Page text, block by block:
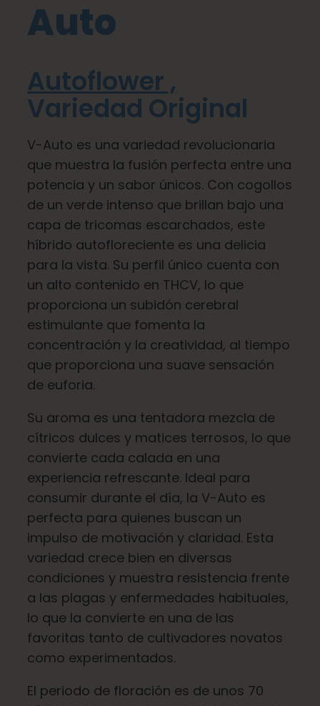
Aprenda
Pulse
Caza de fenotipos
Preservación de la genética caribeña
Póngase en contacto con
Tienda
Español
Auto
Autoflower ,
Variedad Original
V-Auto es una variedad revolucionaria
que muestra la fusión perfecta entre una
potencia y un sabor únicos. Con cogollos
de un verde intenso que brillan bajo una
capa de tricomas escarchados, este
híbrido autofloreciente es una delicia
para la vista. Su perfil único cuenta con
un alto contenido en THCV, lo que
proporciona un subidón cerebral
estimulante que fomenta la
concentración y la creatividad, al tiempo
que proporciona una suave sensación
de euforia.
Su aroma es una tentadora mezcla de
cítricos dulces y matices terrosos, lo que
convierte cada calada en una
experiencia refrescante. Ideal para
consumir durante el día, la V-Auto es
perfecta para quienes buscan un
impulso de motivación y claridad. Esta
variedad crece bien en diversas
condiciones y muestra resistencia frente
a las plagas y enfermedades habituales,
lo que la convierte en una de las
favoritas tanto de cultivadores novatos
como experimentados.
El periodo de floración es de unos 70